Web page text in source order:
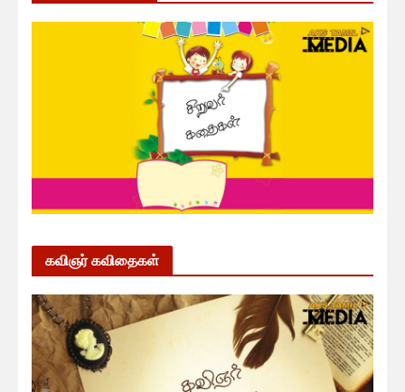
கவிஞர் கவிதைகள்